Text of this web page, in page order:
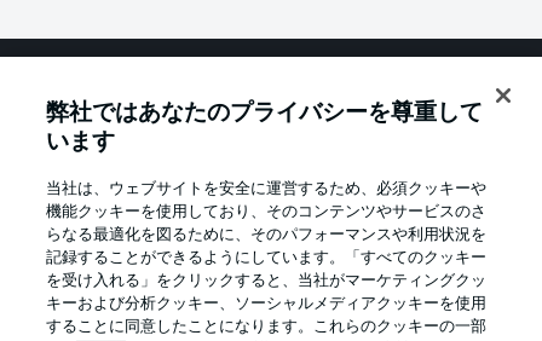
Football as it's meant to be
BUNDESLIGA APP
弊社ではあなたのプライバシーを尊重して
います
当社は、ウェブサイトを安全に運営するため、必須クッキーや
機能クッキーを使用しており、そのコンテンツやサービスのさ
らなる最適化を図るために、そのパフォーマンスや利用状況を
記録することができるようにしています。「すべてのクッキー
を受け入れる」をクリックすると、当社がマーケティングクッ
キーおよび分析クッキー、ソーシャルメディアクッキーを使用
することに同意したことになります。これらのクッキーの一部